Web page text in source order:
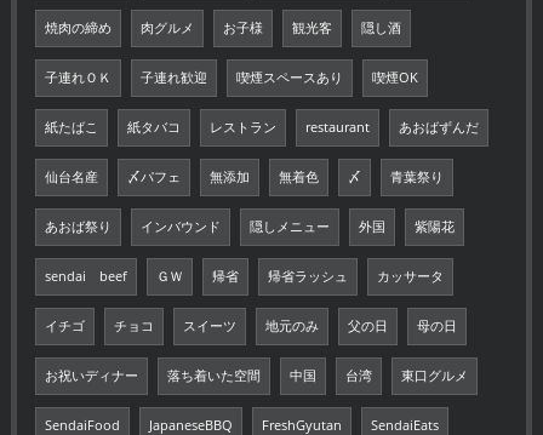
焼肉の締め 肉グルメ お子様 観光客 隠し酒
子連れＯＫ 子連れ歓迎 喫煙スペースあり 喫煙OK
紙たばこ 紙タバコ レストラン restaurant あおばずんだ
仙台名産 〆パフェ 無添加 無着色 〆 青葉祭り
あおば祭り インバウンド 隠しメニュー 外国 紫陽花
sendai beef ＧＷ 帰省 帰省ラッシュ カッサータ
イチゴ チョコ スイーツ 地元のみ 父の日 母の日
お祝いディナー 落ち着いた空間 中国 台湾 東口グルメ
SendaiFood JapaneseBBQ FreshGyutan SendaiEats